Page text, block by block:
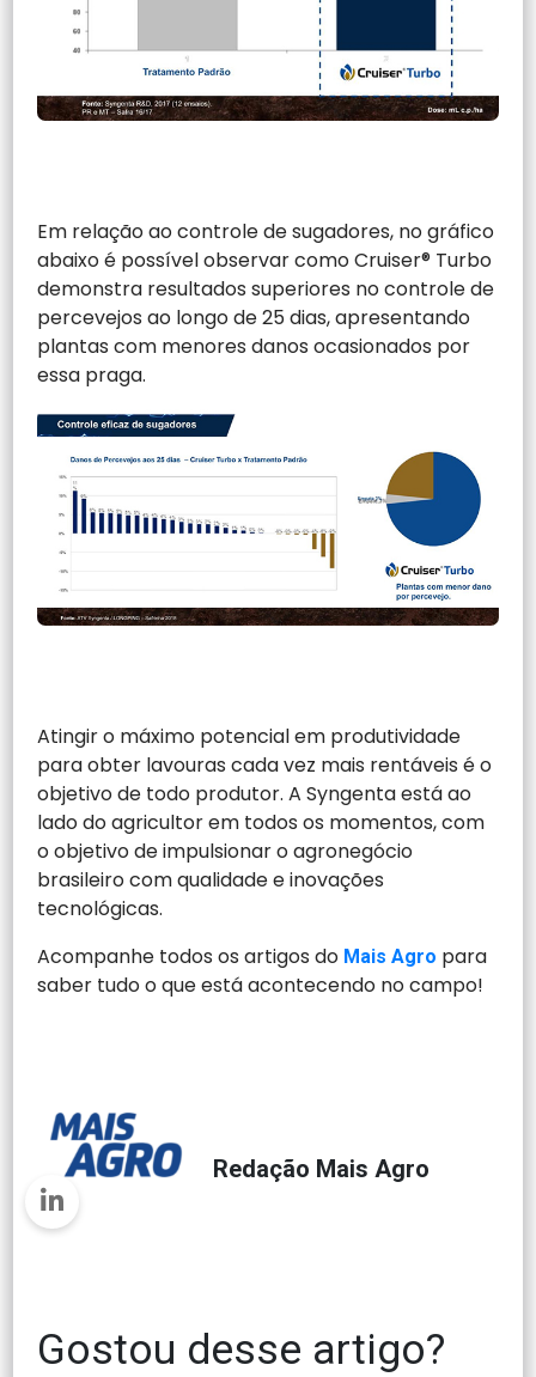
Em relação ao controle de sugadores, no gráfico
abaixo é possível observar como Cruiser® Turbo
demonstra resultados superiores no controle de
percevejos ao longo de 25 dias, apresentando
plantas com menores danos ocasionados por
essa praga.
Atingir o máximo potencial em produtividade
para obter lavouras cada vez mais rentáveis é o
objetivo de todo produtor. A Syngenta está ao
lado do agricultor em todos os momentos, com
o objetivo de impulsionar o agronegócio
brasileiro com qualidade e inovações
tecnológicas.
Acompanhe todos os artigos do Mais Agro para
saber tudo o que está acontecendo no campo!
Redação Mais Agro
Gostou desse artigo?